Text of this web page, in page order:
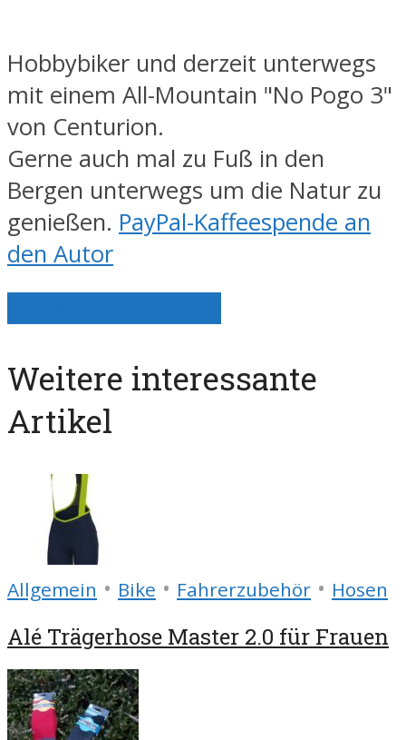
Hobbybiker und derzeit unterwegs
mit einem All-Mountain "No Pogo 3"
von Centurion.
Gerne auch mal zu Fuß in den
Bergen unterwegs um die Natur zu
genießen. PayPal-Kaffeespende an
den Autor
Weitere interessante
Artikel
Allgemein • Bike • Fahrerzubehör • Hosen
Alé Trägerhose Master 2.0 für Frauen